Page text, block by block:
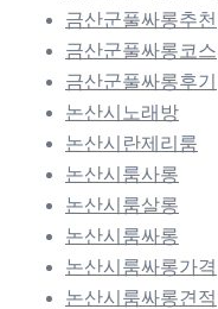
금산군풀싸롱추천
금산군풀싸롱코스
금산군풀싸롱후기
논산시노래방
논산시란제리룸
논산시룸사롱
논산시룸살롱
논산시룸싸롱
논산시룸싸롱가격
논산시룸싸롱견적